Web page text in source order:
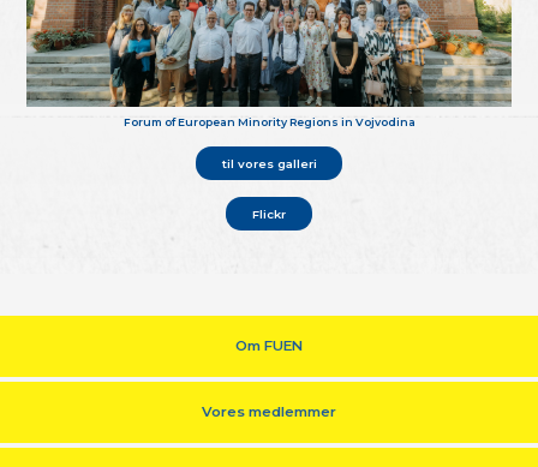
Forum of European Minority Regions in Vojvodina
til vores galleri
Flickr
Om FUEN
Vores medlemmer